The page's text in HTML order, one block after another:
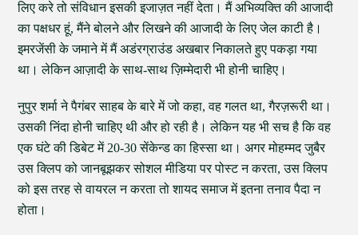
लिए करे तो संविधान इसकी इजाज़त नहीं देता। मैं अभिव्यक्ति की आजादी
का पक्षधर हूं, मैंने बोलने और लिखने की आजादी के लिए जेल काटी है।
इमरजेंसी के जमाने में मैं अडंरग्राउंड अखबार निकालते हुए पकड़ा गया
था। लेकिन आज़ादी के साथ-साथ ज़िम्मेदारी भी होनी चाहिए।
नुपुर शर्मा ने पैगंबर साहब के बारे में जो कहा, वह गलत था, गैरज़रूरी था।
उसकी निंदा होनी चाहिए थी और हो रही है। लेकिन यह भी सच है कि वह
एक घंटे की डिबेट में 20-30 सेंकेन्ड का हिस्सा था। अगर मोहम्मद जुबैर
उस क्लिप को जानबूझकर सोशल मीडिया पर पोस्ट न करता, उस क्लिप
को इस तरह से वायरल न करता तो शायद समाज में इतना तनाव पैदा न
होता।